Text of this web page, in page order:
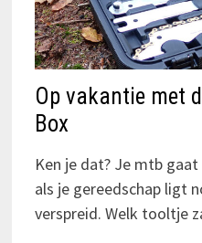
Op vakantie met
Box
Ken je dat? Je mtb
als je gereedschap ligt
verspreid. Welk tooltje